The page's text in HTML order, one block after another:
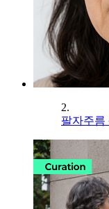
2.
팔자주름